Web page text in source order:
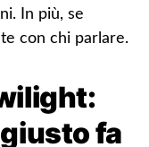
In più, se
con chi parlare.
fa